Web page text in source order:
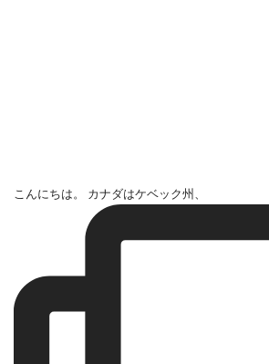
こんにちは。 カナダはケベック州、